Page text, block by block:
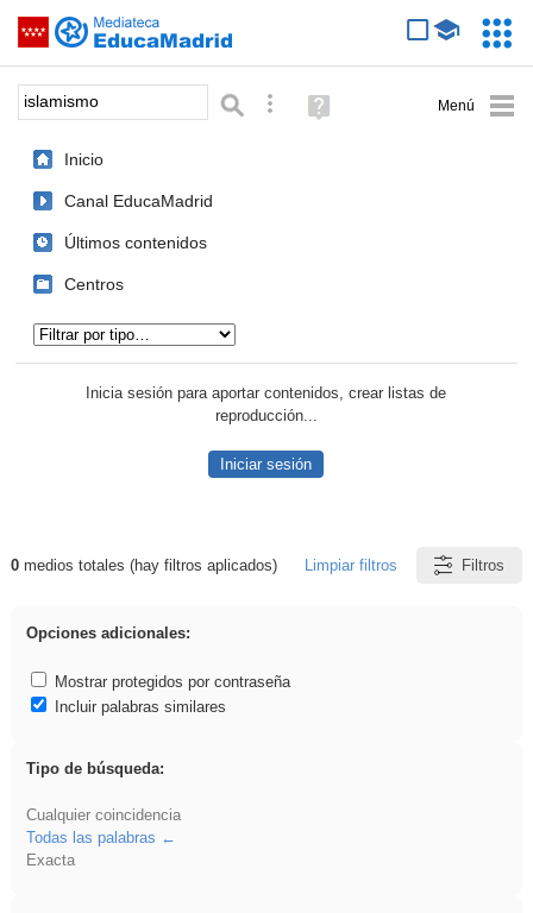
Saltar navegación
Palabra o frase: Búsqueda avanzada
Ayuda
(en
Inicio
Canal EducaMadrid
Últimos contenidos
Centros
Inicia sesión para aportar contenidos, crear listas de
reproducción...
Iniciar sesión
Resultados de: islamismo
0medios totales (hay filtros aplicados) Limpiar filtros Filtros
Opciones adicionales:
Mostrar protegidos por contraseña
Incluir palabras similares
Tipo de búsqueda:
Cualquier coincidencia
Todas las palabras
Exacta